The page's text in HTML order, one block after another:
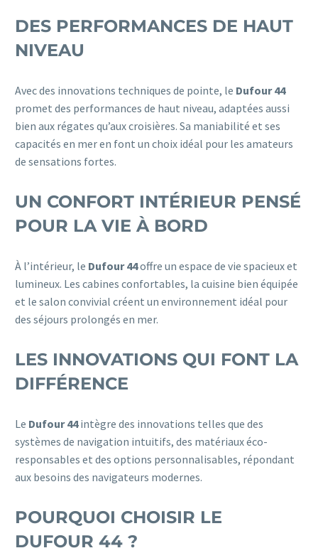
DES PERFORMANCES DE HAUT
NIVEAU
Avec des innovations techniques de pointe, le Dufour 44
promet des performances de haut niveau, adaptées aussi
bien aux régates qu’aux croisières. Sa maniabilité et ses
capacités en mer en font un choix idéal pour les amateurs
de sensations fortes.
UN CONFORT INTÉRIEUR PENSÉ
POUR LA VIE À BORD
À l’intérieur, le Dufour 44offre un espace de vie spacieux et
lumineux. Les cabines confortables, la cuisine bien équipée
et le salon convivial créent un environnement idéal pour
des séjours prolongés en mer.
LES INNOVATIONS QUI FONT LA
DIFFÉRENCE
Le Dufour 44intègre des innovations telles que des
systèmes de navigation intuitifs, des matériaux éco-
responsables et des options personnalisables, répondant
aux besoins des navigateurs modernes.
POURQUOI CHOISIR LE
DUFOUR 44 ?